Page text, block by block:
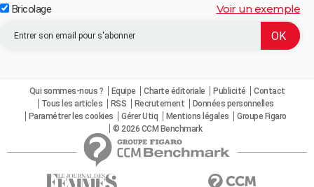
Bricolage Voir un exemple
Qui sommes-nous ? Equipe Charte éditoriale Publicité
Contact
Tous les articles
RSS Recrutement
Données personnelles
Paramétrer les cookies
Gérer Utiq Mentions légales
Groupe Figaro
© 2026 CCM Benchmark